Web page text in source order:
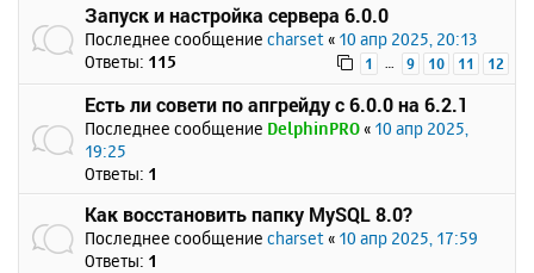
Запуск и настройка сервера 6.0.0
Последнее сообщение charset « 10 апр 2025, 20:13
Ответы: 115 1 … 9 10 11 12
Есть ли совети по апгрейду с 6.0.0 на 6.2.1
Последнее сообщение DelphinPRO « 10 апр 2025,
19:25
Ответы: 1
Как восстановить папку MySQL 8.0?
Последнее сообщение charset « 10 апр 2025, 17:59
Ответы: 1